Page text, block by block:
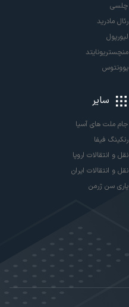
چلسی
رئال مادرید
لیورپول
منچستریونایتد
یوونتوس
سایر
جام ملت های آسیا
رنکینگ فیفا
نقل و انتقالات اروپا
نقل و انتقالات ایران
پاری سن ژرمن